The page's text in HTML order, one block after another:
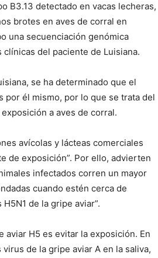
B3.13 detectado en vacas lecheras,
brotes en aves de corral en
una secuenciación genómica
del paciente de Luisiana.
se ha determinado que el
por él mismo, por lo que se trata del
a aves de corral.
avícolas y lácteas comerciales
de exposición”. Por ello, advierten
infectados corren un mayor
cuando estén cerca de
de la gripe aviar”.
aviar H5 es evitar la exposición. En
de la gripe aviar A en la saliva,